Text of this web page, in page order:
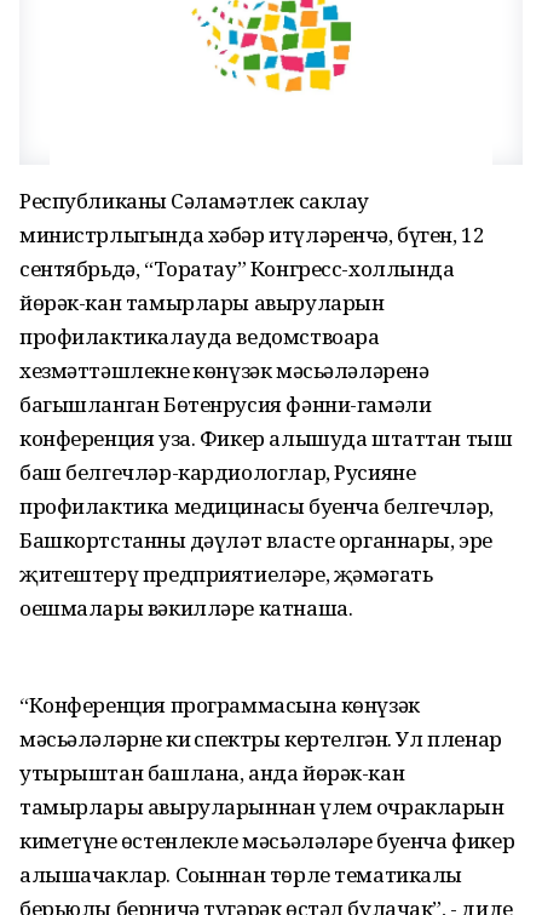
Республиканың Сәламәтлек саклау
министрлыгында хәбәр итүләренчә, бүген, 12
сентябрьдә, “Торатау” Конгресс-холлында
йөрәк-кан тамырлары авыруларын
профилактикалауда ведомствоара
хезмәттәшлекнең көнүзәк мәсьәләләренә
багышланган Бөтенрусия фәнни-гамәли
конференция уза. Фикер алышуда штаттан тыш
баш белгечләр-кардиологлар, Русиянең
профилактика медицинасы буенча белгечләр,
Башкортстанның дәүләт власте органнары, эре
җитештерү предприятиеләре, җәмәгать
оешмалары вәкилләре катнаша.
“Конференция программасына көнүзәк
мәсьәләләрнең киң спектры кертелгән. Ул пленар
утырыштан башлана, анда йөрәк-кан
тамырлары авыруларыннан үлем очракларын
киметүнең өстенлекле мәсьәләләре буенча фикер
алышачаклар. Соңыннан төрле тематикалы
берьюлы берничә түгәрәк өстәл булачак”, - диде